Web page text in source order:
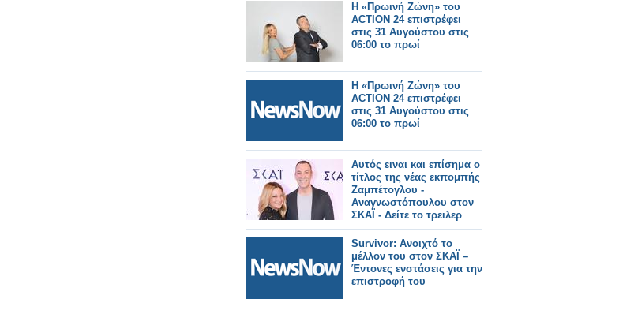
Η «Πρωινή Ζώνη» του
ACTION 24 επιστρέφει
στις 31 Αυγούστου στις
06:00 το πρωί
Η «Πρωινή Ζώνη» του
ACTION 24 επιστρέφει
στις 31 Αυγούστου στις
06:00 το πρωί
Αυτός ειναι και επίσημα ο
τίτλος της νέας εκπομπής
Ζαμπέτογλου -
Αναγνωστόπουλου στον
ΣΚΑΪ - Δείτε το τρειλερ
Survivor: Ανοιχτό το
μέλλον του στον ΣΚΑΪ –
Έντονες ενστάσεις για την
επιστροφή του